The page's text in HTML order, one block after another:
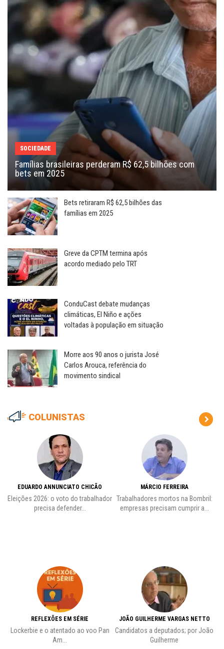
SOCIEDADE
Famílias brasileiras perderam R$ 62,5 bilhões com
bets em 2025
Bets retiraram R$ 62,5 bilhões das
famílias em 2025
Greve da CPTM termina após
acordo mediado pelo TRT
ConduCast debate mudanças
climáticas, El Niño e ações
voltadas à população em situação
Morre aos 90 anos o jurista José
Carlos Arouca, referência do
movimento sindical
COLUNISTAS
EDUARDO ANNUNCIATO CHICÃO
Eleições 2026: o voto do trabalhador
precisa defender...
REFLEXÕES EM SÉRIE
Lockerbie e o atentado ao voo Pan
Am...
MÁRCIO FERREIRA
Trabalhadores mortos na Bombril:
empresas precisam cumprir a...
JOÃO GUILHERME VARGAS NETTO
Candidatos a deputados; por João
Guilherme